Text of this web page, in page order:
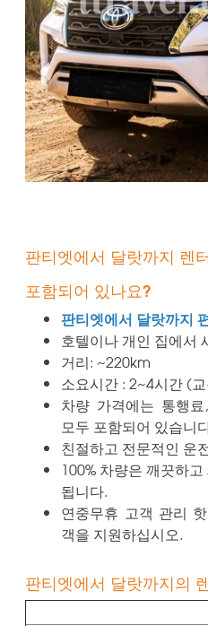
판티엣에서 달랏까지 렌
포함되어 있나요?
판티엣에서 달랏까지
호텔이나 개인 집에서
거리: ~220km
소요시간 : 2~4시간 (
차량 가격에는 통행
모두 포함되어 있습니
친절하고 전문적인 운
100% 차량은 깨끗하
됩니다.
연중무휴 고객 관리
객을 지원하십시오.
판티엣에서 달랏까지의